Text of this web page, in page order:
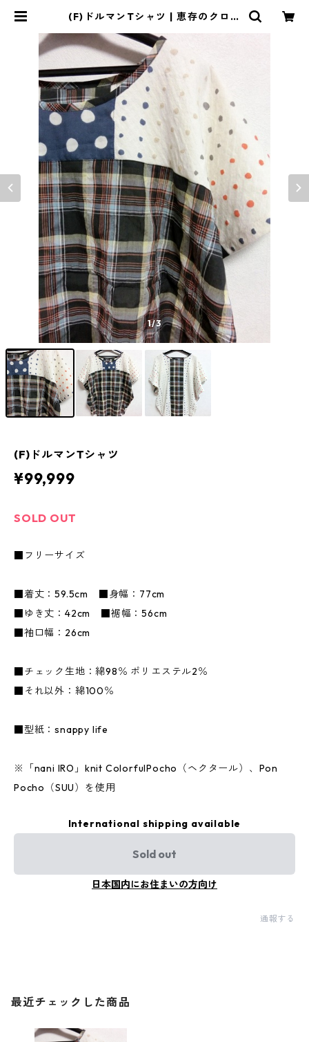
(F)ドルマンTシャツ | 恵存のクロー
1/3
(F)ドルマンTシャツ
¥99,999
SOLD OUT
■フリーサイズ
■着丈：59.5cm ■身幅：77cm
■ゆき丈：42cm ■裾幅：56cm
■袖口幅：26cm
■チェック生地：綿98％ ポリエステル2％
■それ以外：綿100％
■型紙：snappy life
※「nani IRO」knit ColorfulPocho（ヘクタール）、Pon
Pocho（SUU）を使用
International shipping available
Sold out
日本国内にお住まいの方向け
通報する
最近チェックした商品